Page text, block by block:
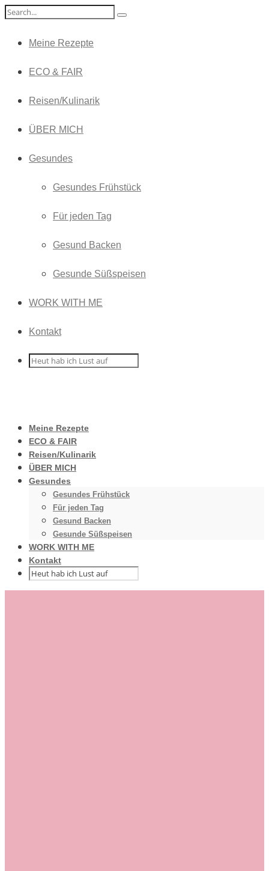
Meine Rezepte
ECO & FAIR
Reisen/Kulinarik
ÜBER MICH
Gesundes
Gesundes Frühstück
Für jeden Tag
Gesund Backen
Gesunde Süßspeisen
WORK WITH ME
Kontakt
Meine Rezepte
ECO & FAIR
Reisen/Kulinarik
ÜBER MICH
Gesundes
Gesundes Frühstück
Für jeden Tag
Gesund Backen
Gesunde Süßspeisen
WORK WITH ME
Kontakt